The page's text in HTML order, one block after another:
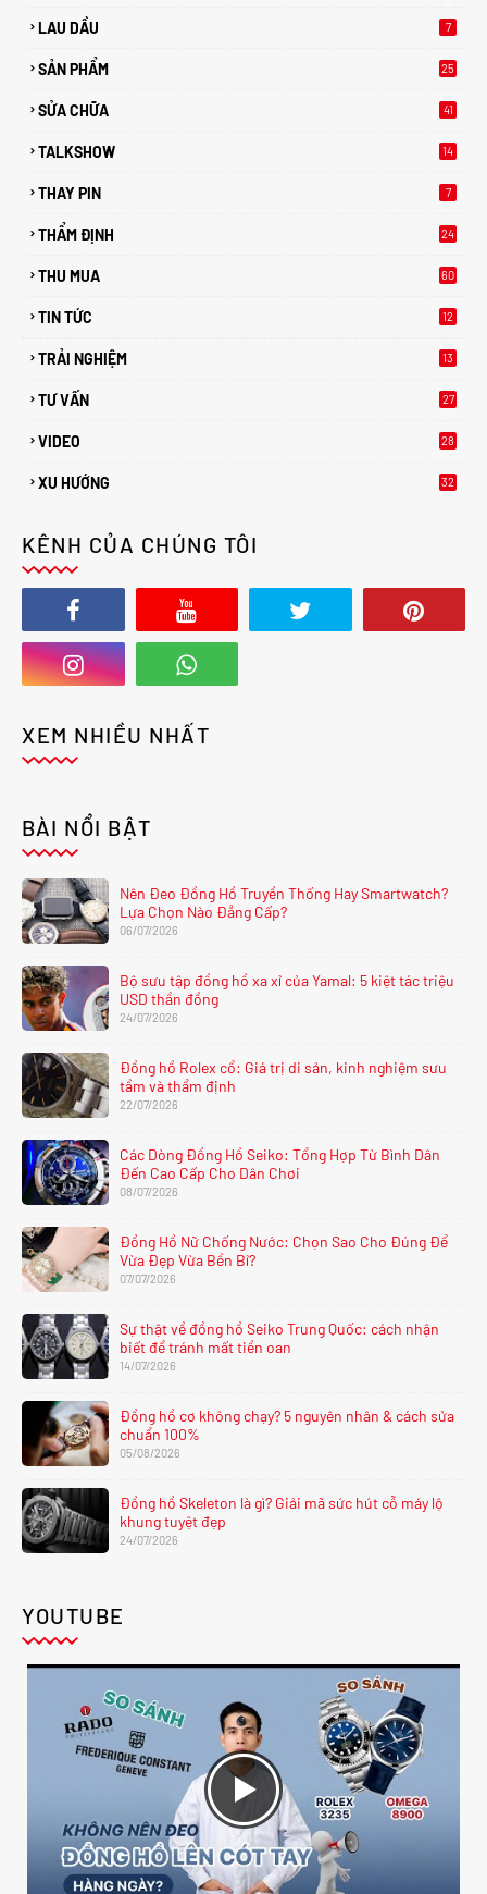
LAU DẦU 7
SẢN PHẨM 25
SỬA CHỮA 41
TALKSHOW 14
THAY PIN 7
THẨM ĐỊNH 24
THU MUA 60
TIN TỨC 12
TRẢI NGHIỆM 13
TƯ VẤN
27
VIDEO 28
XU HƯỚNG
32
KÊNH CỦA CHÚNG TÔI
XEM NHIỀU NHẤT
BÀI NỔI BẬT
Nên Đeo Đồng Hồ Truyền Thống Hay Smartwatch?
Lựa Chọn Nào Đẳng Cấp?
06/07/2026
Bộ sưu tập đồng hồ xa xỉ của Yamal: 5 kiệt tác triệu
USD thần đồng
24/07/2026
Đồng hồ Rolex cổ: Giá trị di sản, kinh nghiệm sưu
tầm và thẩm định
22/07/2026
Các Dòng Đồng Hồ Seiko: Tổng Hợp Từ Bình Dân
Đến Cao Cấp Cho Dân Chơi
08/07/2026
Đồng Hồ Nữ Chống Nước: Chọn Sao Cho Đúng Để
Vừa Đẹp Vừa Bền Bỉ?
07/07/2026
Sự thật về đồng hồ Seiko Trung Quốc: cách nhận
biết để tránh mất tiền oan
14/07/2026
Đồng hồ cơ không chạy? 5 nguyên nhân & cách sửa
chuẩn 100%
05/08/2026
Đồng hồ Skeleton là gì? Giải mã sức hút cỗ máy lộ
khung tuyệt đẹp
24/07/2026
YOUTUBE